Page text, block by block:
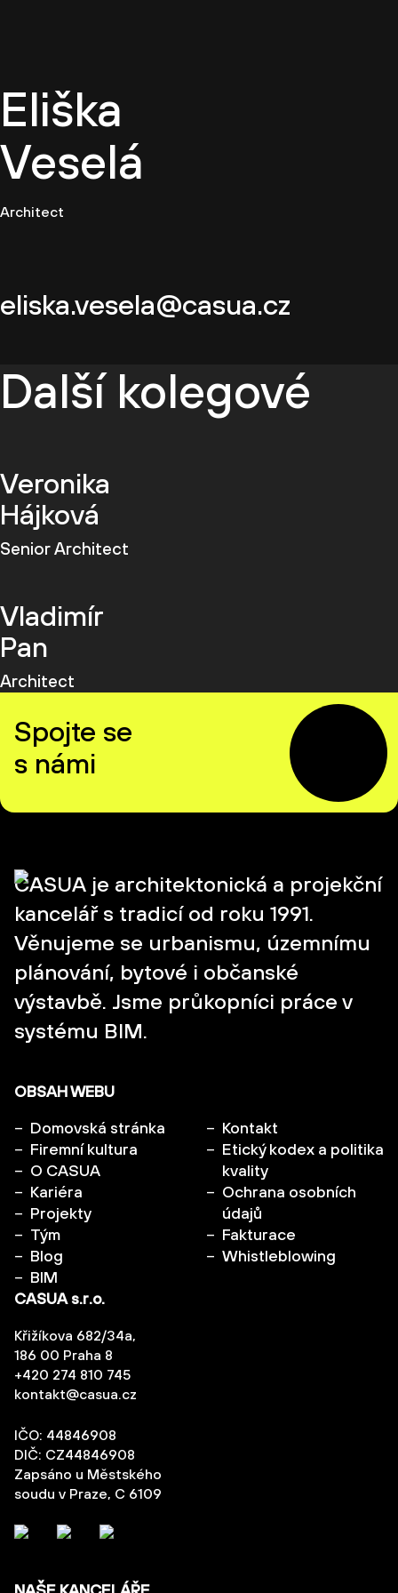
Eliška
Veselá
Architect
eliska.vesela@casua.cz
Další kolegové
Veronika
Hájková
Senior Architect
Vladimír
Pan
Architect
Spojte se
s námi
CASUA je architektonická a projekční
kancelář s tradicí od roku 1991.
Věnujeme se urbanismu, územnímu
plánování, bytové i občanské
výstavbě. Jsme průkopníci práce v
systému BIM.
CASUA s.r.o.
Křižíkova 682/34a,
186 00 Praha 8
+420 274 810 745
kontakt@casua.cz
IČO: 44846908
DIČ: CZ44846908
Zapsáno u Městského
soudu v Praze, C 6109
OBSAH WEBU
Domovská stránka
Firemní kultura
O CASUA
Kariéra
Projekty
Tým
Blog
BIM
Kontakt
Etický kodex a politika
kvality
Ochrana osobních
údajů
Fakturace
Whistleblowing